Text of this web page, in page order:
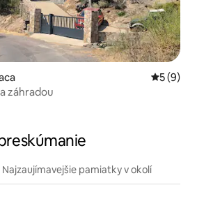
5 (9)
záhradou
Najzaujímavejšie pamiatky v okolí